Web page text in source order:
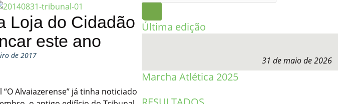
Loja do Cidadão
este ano
de 2017
“O Alvaiazerense” já tinha noticiado
Última edição
31 de maio de 2026
Marcha Atlética 2025